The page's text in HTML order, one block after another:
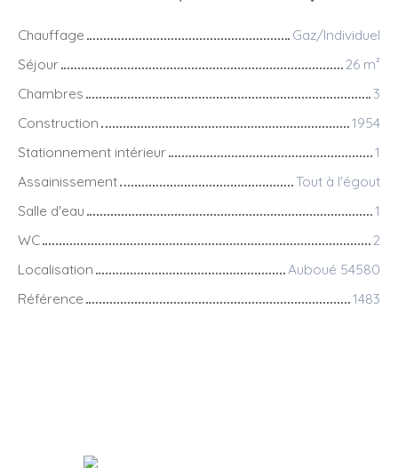
Chauffage
Gaz/Individuel
Séjour
26 m²
Chambres
3
Construction
1954
Stationnement intérieur
1
Assainissement
Tout à l'égout
Salle d'eau
1
WC
2
Localisation
Auboué 54580
Référence
1483